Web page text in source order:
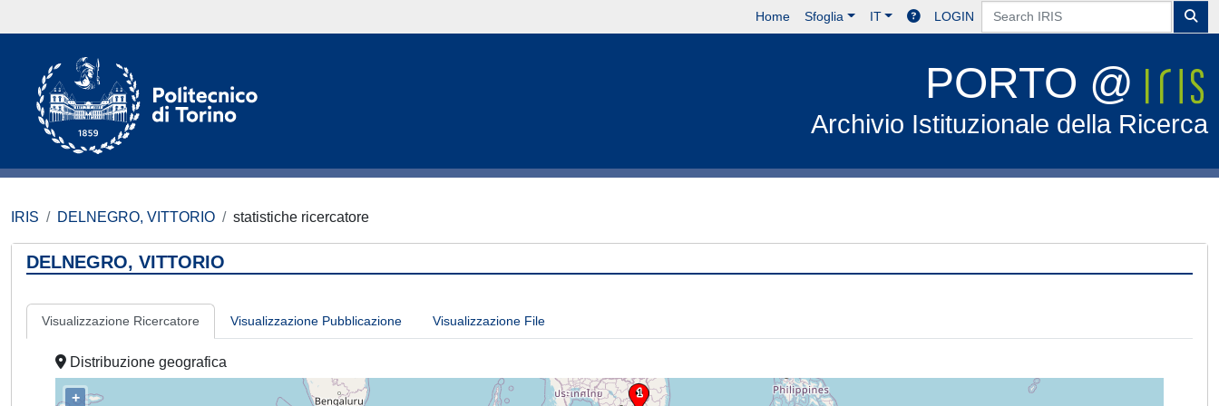
Home Sfoglia IT LOGIN
PORTO @
Archivio Istituzionale della Ricerca
IRIS DELNEGRO, VITTORIO statistiche ricercatore
DELNEGRO, VITTORIO
Visualizzazione Ricercatore Visualizzazione Pubblicazione Visualizzazione File
Distribuzione geografica
+